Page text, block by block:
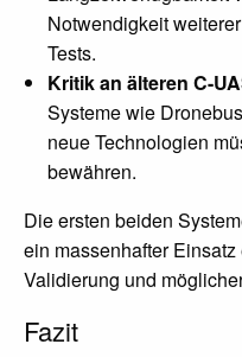
Notwendigkeit
Tests.
Kritik an älteren C-
Systeme wie
neue Technologien
bewähren.
Die ersten beiden
ein massenhafter
Validierung und
Fazit